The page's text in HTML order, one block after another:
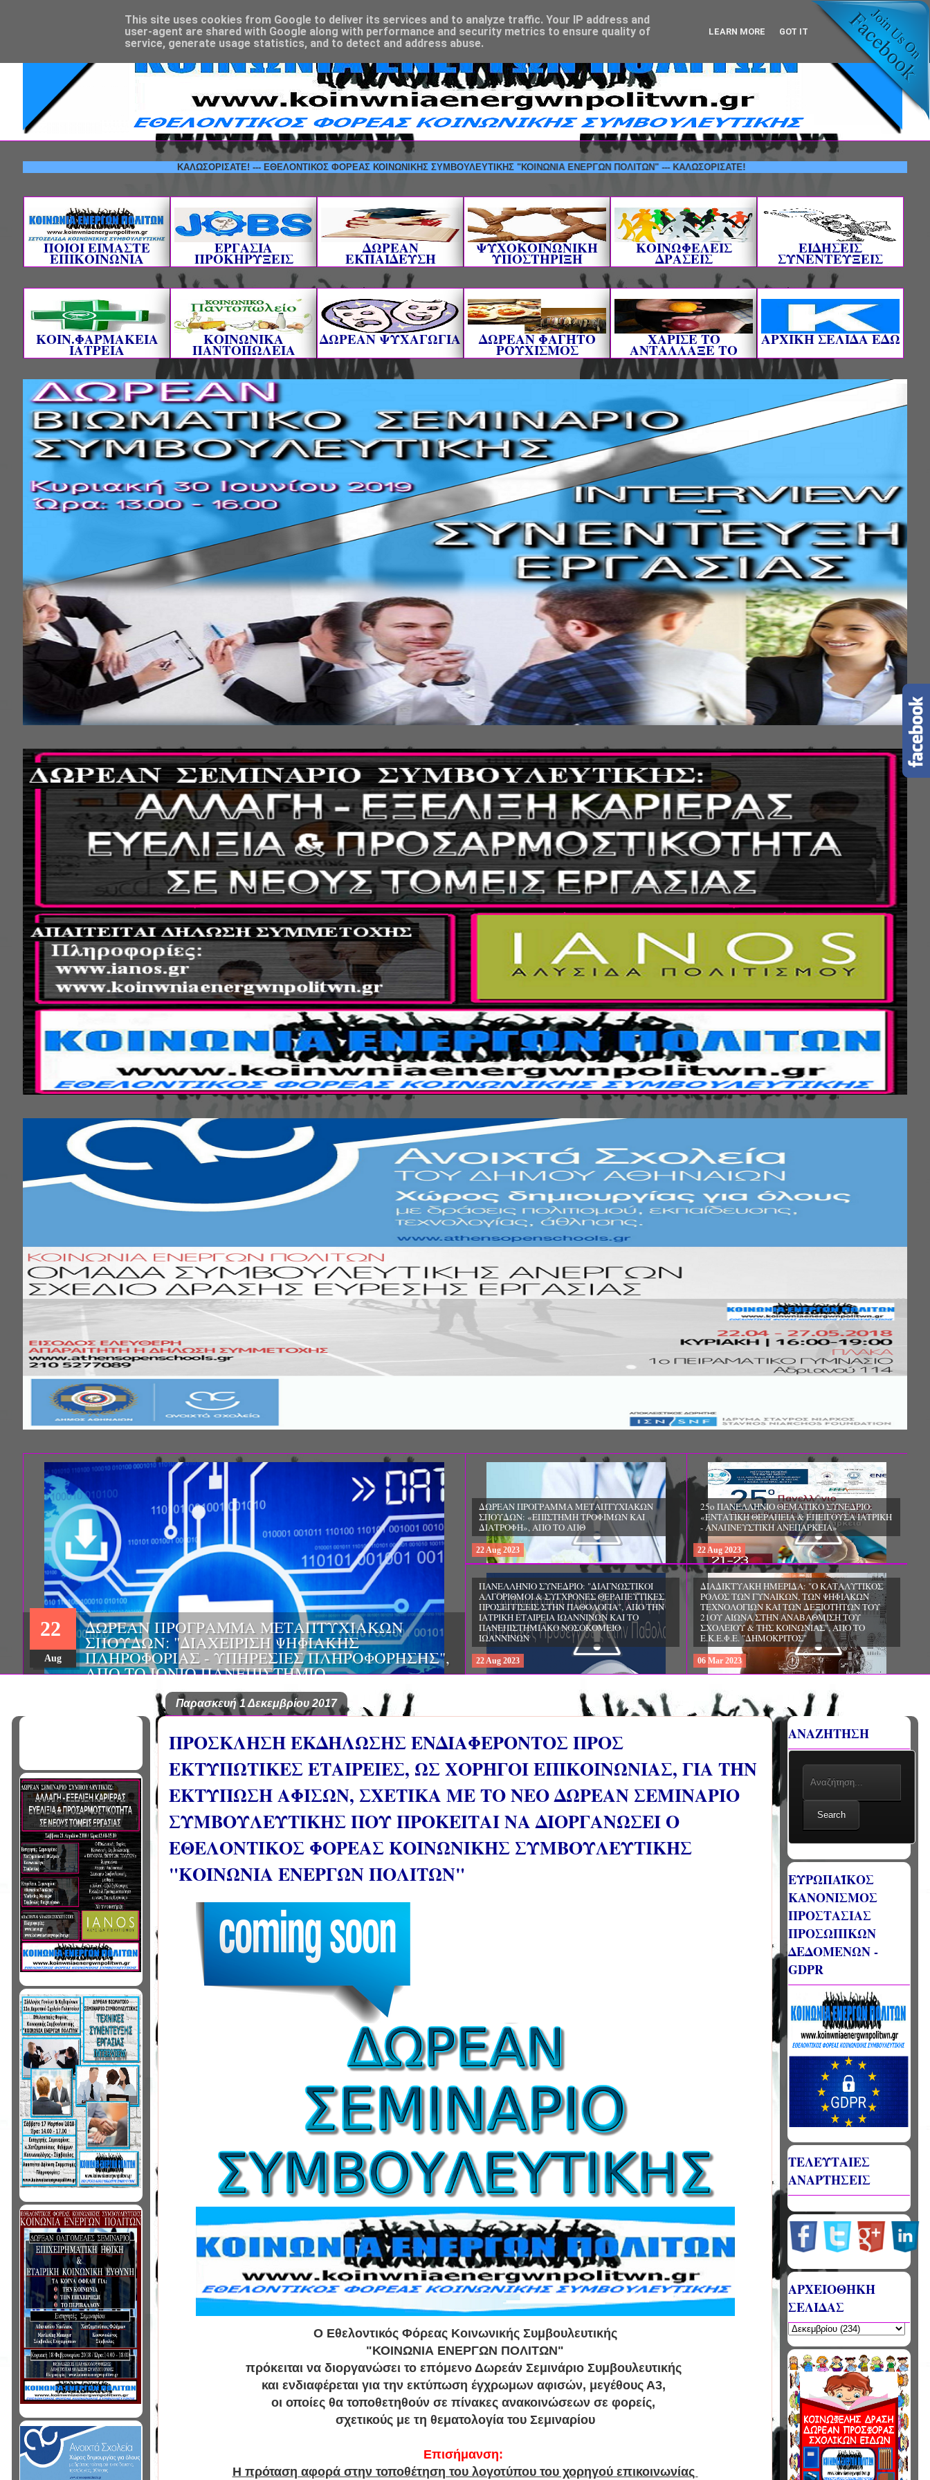
ΚΑΛΩΣΟΡΙΣΑΤΕ! --- ΕΘΕΛΟΝΤΙΚΟΣ ΦΟΡΕΑΣ ΚΟΙΝΩΝΙΚΗΣ ΣΥΜΒΟΥΛΕΥΤΙΚΗΣ "ΚΟΙΝΩΝΙΑ ΕΝΕΡΓΩΝ ΠΟΛΙΤΩΝ" --- ΚΑΛΩΣΟΡΙΣΑΤΕ!
ΠΟΙΟΙ ΕΙΜΑΣΤΕ
ΕΠΙΚΟΙΝΩΝΙΑ
ΕΡΓΑΣΙΑ
ΠΡΟΚΗΡΥΞΕΙΣ
ΔΩΡΕΑΝ
ΕΚΠΑΙΔΕΥΣΗ
ΨΥΧΟΚΟΙΝΩΝΙΚΗ
ΥΠΟΣΤΗΡΙΞΗ
ΚΟΙΝΩΦΕΛΕΙΣ
ΔΡΑΣΕΙΣ
ΕΙΔΗΣΕΙΣ
ΣΥΝΕΝΤΕΥΞΕΙΣ
ΚΟΙΝ.ΦΑΡΜΑΚΕΙΑ
ΙΑΤΡΕΙΑ
ΚΟΙΝΩΝΙΚΑ
ΠΑΝΤΟΠΩΛΕΙΑ
ΔΩΡΕΑΝ ΨΥΧΑΓΩΓΙΑ ΔΩΡΕΑΝ ΦΑΓΗΤΟ
ΡΟΥΧΙΣΜΟΣ
ΧΑΡΙΣΕ ΤΟ
ΑΝΤΑΛΛΑΞΕ ΤΟ
AΡΧΙΚΗ ΣΕΛΙΔΑ ΕΔΩ
ΔΩΡΕΑΝ ΠΡΟΓΡΑΜΜΑ ΜΕΤΑΠΤΥΧΙΑΚΩΝ
ΣΠΟΥΔΩΝ: "ΔΙΑΧΕΙΡΙΣΗ ΨΗΦΙΑΚΗΣ
ΠΛΗΡΟΦΟΡΙΑΣ - ΥΠΗΡΕΣΙΕΣ ΠΛΗΡΟΦΟΡΗΣΗΣ",
ΑΠΟ ΤΟ ΙΟΝΙΟ ΠΑΝΕΠΙΣΤΗΜΙΟ
22
Aug
ΔΩΡΕΑΝ ΠΡΟΓΡΑΜΜΑ ΜΕΤΑΠΤΥΧΙΑΚΩΝ
ΣΠΟΥΔΩΝ: «ΕΠΙΣΤΗΜΗ ΤΡΟΦΙΜΩΝ ΚΑΙ
ΔΙΑΤΡΟΦΗ», ΑΠΟ ΤΟ ΑΠΘ
22Aug 2023
25ο ΠΑΝΕΛΛΗΝΙΟ ΘΕΜΑΤΙΚΟ ΣΥΝΕΔΡΙΟ:
«ΕΝΤΑΤΙΚΗ ΘΕΡΑΠΕΙΑ & ΕΠΕΙΓΟΥΣΑ ΙΑΤΡΙΚΗ
- ΑΝΑΠΝΕΥΣΤΙΚΗ ΑΝΕΠΑΡΚΕΙΑ»
22Aug 2023
ΠΑΝΕΛΛΗΝΙΟ ΣΥΝΕΔΡΙΟ: "ΔΙΑΓΝΩΣΤΙΚΟΙ
ΑΛΓΟΡΙΘΜΟΙ & ΣΥΓΧΡΟΝΕΣ ΘΕΡΑΠΕΥΤΙΚΕΣ
ΠΡΟΣΕΓΓΙΣΕΙΣ ΣΤΗΝ ΠΑΘΟΛΟΓΙΑ", ΑΠΟ ΤΗΝ
ΙΑΤΡΙΚΗ ΕΤΑΙΡΕΙΑ ΙΩΑΝΝΙΝΩΝ ΚΑΙ ΤΟ
ΠΑΝΕΠΙΣΤΗΜΙΑΚΟ ΝΟΣΟΚΟΜΕΙΟ
ΙΩΑΝΝΙΝΩΝ
22Aug 2023
ΔΙΑΔΙΚΤΥΑΚΗ ΗΜΕΡΙΔΑ: "Ο ΚΑΤΑΛΥΤΙΚΟΣ
ΡΟΛΟΣ ΤΩΝ ΓΥΝΑΙΚΩΝ, ΤΩΝ ΨΗΦΙΑΚΩΝ
ΤΕΧΝΟΛΟΓΙΩΝ ΚΑΙ ΤΩΝ ΔΕΞΙΟΤΗΤΩΝ ΤΟΥ
21ΟΥ ΑΙΩΝΑ ΣΤΗΝ ΑΝΑΒΑΘΜΙΣΗ ΤΟΥ
ΣΧΟΛΕΙΟΥ & ΤΗΣ ΚΟΙΝΩΝΙΑΣ", ΑΠΟ ΤΟ
Ε.Κ.Ε.Φ.Ε. "ΔΗΜΟΚΡΙΤΟΣ"
06 Mar 2023
Παρασκευή 1 Δεκεμβρίου 2017
ΠΡΟΣΚΛΗΣΗ ΕΚΔΗΛΩΣΗΣ ΕΝΔΙΑΦΕΡΟΝΤΟΣ ΠΡΟΣ
ΕΚΤΥΠΩΤΙΚΕΣ ΕΤΑΙΡΕΙΕΣ, ΩΣ ΧΟΡΗΓΟΙ ΕΠΙΚΟΙΝΩΝΙΑΣ, ΓΙΑ ΤΗΝ
ΕΚΤΥΠΩΣΗ ΑΦΙΣΩΝ, ΣΧΕΤΙΚΑ ΜΕ ΤΟ ΝΕΟ ΔΩΡΕΑΝ ΣΕΜΙΝΑΡΙΟ
ΣΥΜΒΟΥΛΕΥΤΙΚΗΣ ΠΟΥ ΠΡΟΚΕΙΤΑΙ ΝΑ ΔΙΟΡΓΑΝΩΣΕΙ Ο
ΕΘΕΛΟΝΤΙΚΟΣ ΦΟΡΕΑΣ ΚΟΙΝΩΝΙΚΗΣ ΣΥΜΒΟΥΛΕΥΤΙΚΗΣ
"ΚΟΙΝΩΝΙΑ ΕΝΕΡΓΩΝ ΠΟΛΙΤΩΝ"
Ο Εθελοντικός Φόρεας Κοινωνικής Συμβουλευτικής
"ΚΟΙΝΩΝΙΑ ΕΝΕΡΓΩΝ ΠΟΛΙΤΩΝ"
πρόκειται να διοργανώσει το επόμενο Δωρεάν Σεμινάριο Συμβουλευτικής
και ενδιαφέρεται για την εκτύπωση έγχρωμων αφισών, μεγέθους Α3,
οι οποίες θα τοποθετηθούν σε πίνακες ανακοινώσεων σε φορείς,
σχετικούς με τη θεματολογία του Σεμιναρίου
Επισήμανση:
Η πρόταση αφορά στην τοποθέτηση του λογοτύπου του χορηγού επικοινωνίας
ΑΝΑΖΗΤΗΣΗ
Search
ΕΥΡΩΠΑΪΚΟΣ
ΚΑΝΟΝΙΣΜΟΣ
ΠΡΟΣΤΑΣΙΑΣ
ΠΡΟΣΩΠΙΚΩΝ
ΔΕΔΟΜΕΝΩΝ -
GDPR
ΤΕΛΕΥΤΑΙΕΣ
ΑΝΑΡΤΗΣΕΙΣ
ΑΡΧΕΙΟΘΗΚΗ
ΣΕΛΙΔΑΣ
This site uses cookies from Google to deliver its services and to analyze traffic. Your IP address and
user-agent are shared with Google along with performance and security metrics to ensure quality of
service, generate usage statistics, and to detect and address abuse.
LEARN MORE GOT IT